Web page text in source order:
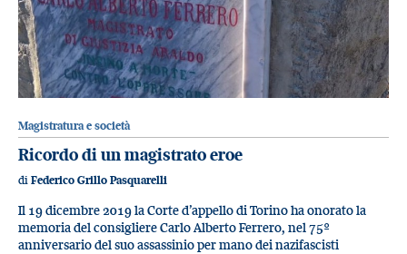
Magistratura e società
Ricordo di un magistrato eroe
di Federico Grillo Pasquarelli
Il 19 dicembre 2019 la Corte d’appello di Torino ha onorato la
memoria del consigliere Carlo Alberto Ferrero, nel 75º
anniversario del suo assassinio per mano dei nazifascisti